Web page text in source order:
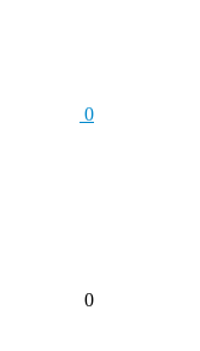
0
0